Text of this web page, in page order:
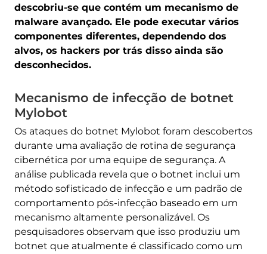
descobriu-se que contém um mecanismo de
malware avançado. Ele pode executar vários
componentes diferentes, dependendo dos
alvos, os hackers por trás disso ainda são
desconhecidos.
Mecanismo de infecção de botnet
Mylobot
Os ataques do botnet Mylobot foram descobertos
durante uma avaliação de rotina de segurança
cibernética por uma equipe de segurança. A
análise publicada revela que o botnet inclui um
método sofisticado de infecção e um padrão de
comportamento pós-infecção baseado em um
mecanismo altamente personalizável. Os
pesquisadores observam que isso produziu um
botnet que atualmente é classificado como um